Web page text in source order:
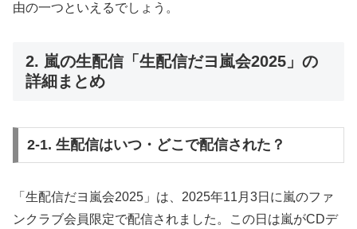
由の一つといえるでしょう。
2. 嵐の生配信「生配信だヨ嵐会2025」の
詳細まとめ
2-1. 生配信はいつ・どこで配信された？
「生配信だヨ嵐会2025」は、2025年11月3日に嵐のファ
ンクラブ会員限定で配信されました。この日は嵐がCDデ